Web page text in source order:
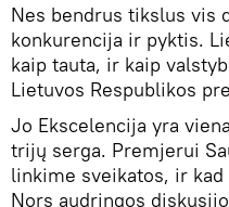
Nes bendrus tikslus vis
konkurencija ir pyktis.
kaip tauta, ir kaip
Lietuvos Respublikos
Jo Ekscelencija yra
trijų serga. Premjerui
linkime sveikatos, ir
Nors audringos